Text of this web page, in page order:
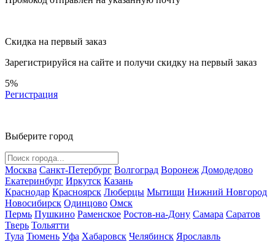
Скидка на первый заказ
Зарегистрируйся на сайте и получи скидку на первый заказ
5%
Регистрация
Выберите город
Москва Санкт-Петербург Волгоград Воронеж Домодедово
Екатеринбург Иркутск Казань
Краснодар Красноярск Люберцы Мытищи Нижний Новгород
Новосибирск Одинцово Омск
Пермь Пушкино Раменское Ростов-на-Дону Самара Саратов
Тверь Тольятти
Тула Тюмень Уфа Хабаровск Челябинск Ярославль